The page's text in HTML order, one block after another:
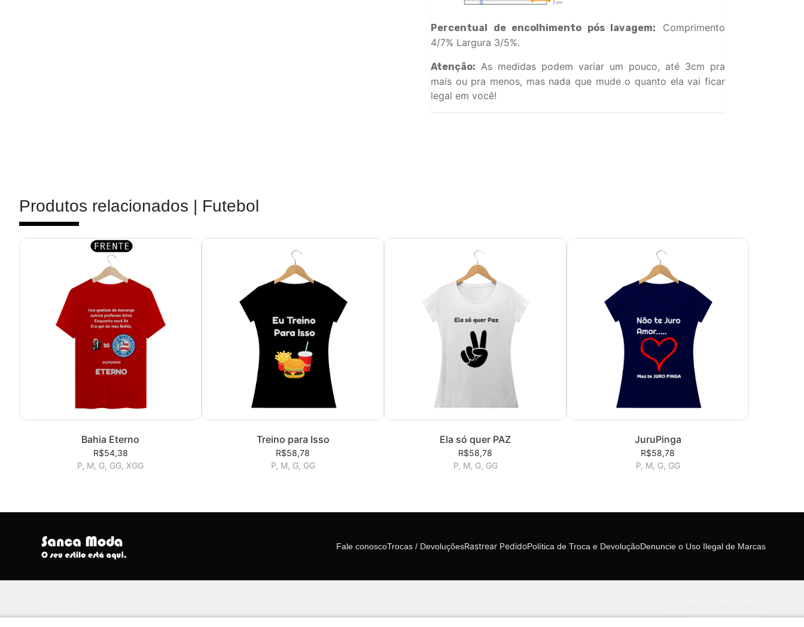
Percentual de encolhimento pós lavagem:
Comprimento
4/7% Largura 3/5%.
Atenção: As medidas podem variar um pouco, até 3cm pra
mais ou pra menos, mas nada que mude o quanto ela vai ficar
legal em você!
Produtos relacionados | Futebol
Bahia Eterno
R$54,38
P, M, G, GG, XGG
Treino para Isso
R$58,78
P, M, G, GG
Ela só quer PAZ
R$58,78
P, M, G, GG
JuruPinga
R$58,78
P, M, G, GG
Fale conoscoTrocas / DevoluçõesRastrear PedidoPolítica de Troca e DevoluçãoDenuncie o Uso Ilegal de Marcas